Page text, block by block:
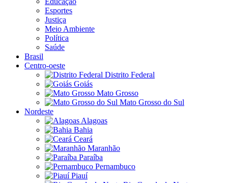
Esportes
Justiça
Meio Ambiente
Política
Saúde
Brasil
Centro-oeste
Distrito Federal
Goiás
Mato Grosso
Mato Grosso do Sul
Nordeste
Alagoas
Bahia
Ceará
Maranhão
Paraíba
Pernambuco
Piauí